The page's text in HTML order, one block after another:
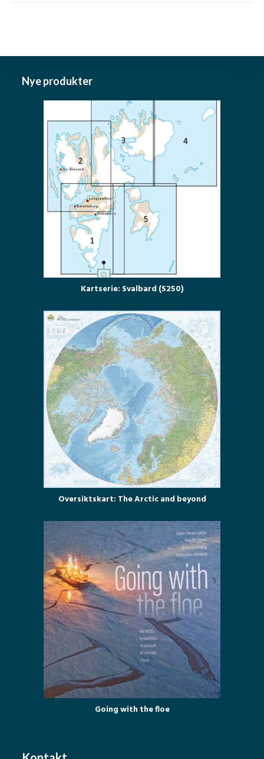
Nye produkter
Kartserie: Svalbard (S250)
Oversiktskart: The Arctic and beyond
Going with the floe